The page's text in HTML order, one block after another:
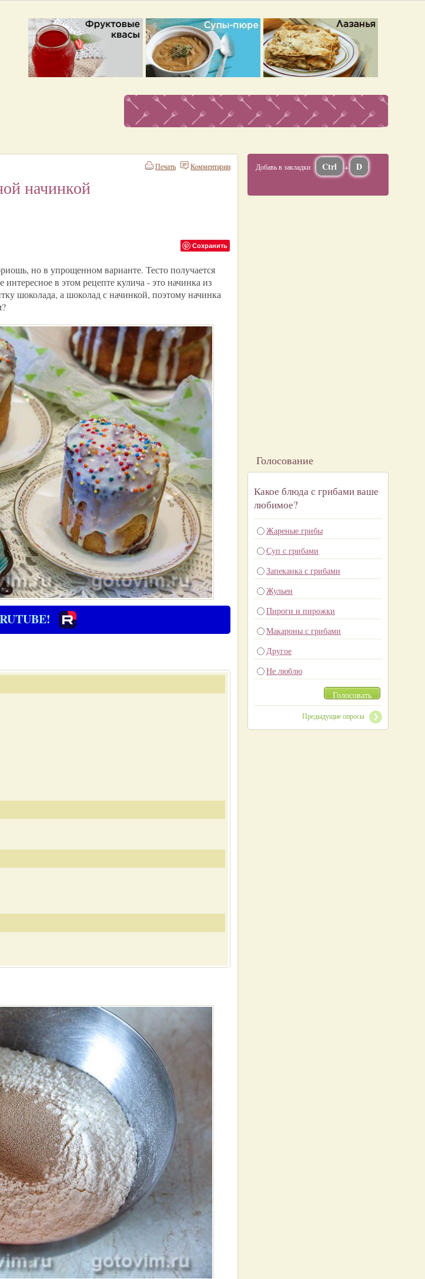
Комментарии
Печать
начинкой
Сохранить
но в упрощенном варианте. Тесто получается
в этом рецепте кулича - это начинка из
шоколада, а шоколад с начинкой, поэтому начинка
Добавь в закладки Ctrl + D
Голосование
Какое блюда с грибами ваше
любимое?
Жареные грибы
Суп с грибами
Запеканка с грибами
Жульен
Пироги и пирожки
Макароны с грибами
Другое
Не люблю
Голосовать
Предыдущие опросы